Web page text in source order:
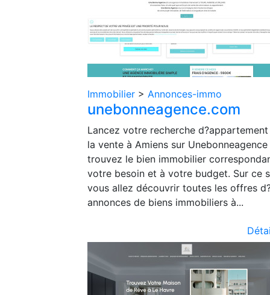
Immobilier > Annonces-immo
unebonneagence.com
Lancez votre recherche
la vente à Amiens sur
trouvez le bien immobilier
votre besoin et à votre budget. Sur ce
vous allez découvrir toutes les offres
annonces de biens immobiliers à...